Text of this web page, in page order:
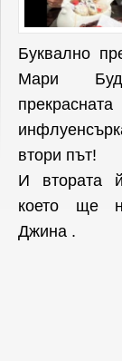
Буквално
Мари
втори път!
И втората
което ще
Джина .